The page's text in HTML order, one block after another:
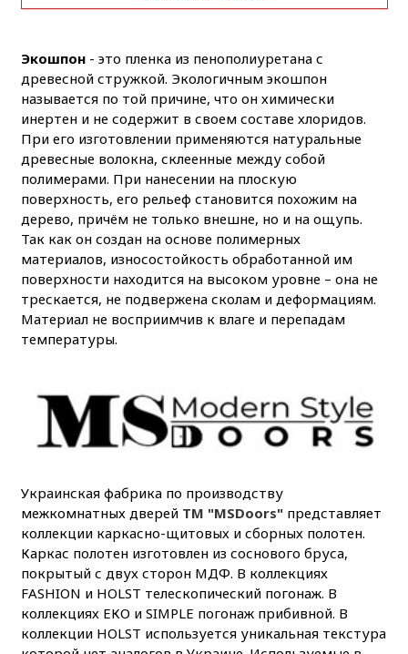
Экошпон- это пленка из пенополиуретана с
древесной стружкой. Экологичным экошпон
называется по той причине, что он химически
инертен и не содержит в своем составе хлоридов.
При его изготовлении применяются натуральные
древесные волокна, склеенные между собой
полимерами. При нанесении на плоскую
поверхность, его рельеф становится похожим на
дерево, причём не только внешне, но и на ощупь.
Так как он создан на основе полимерных
материалов, износостойкость обработанной им
поверхности находится на высоком уровне – она не
трескается, не подвержена сколам и деформациям.
Материал не восприимчив к влаге и перепадам
температуры.
Украинская фабрика по производству
межкомнатных дверей ТМ "MSDoors"представляет
коллекции каркасно-щитовых и сборных полотен.
Каркас полотен изготовлен из соснового бруса,
покрытый с двух сторон МДФ. В коллекциях
FASHION и HOLST телескопический погонаж. В
коллекциях ЕКО и SIMPLE погонаж прибивной. В
коллекции HOLST используется уникальная текстура